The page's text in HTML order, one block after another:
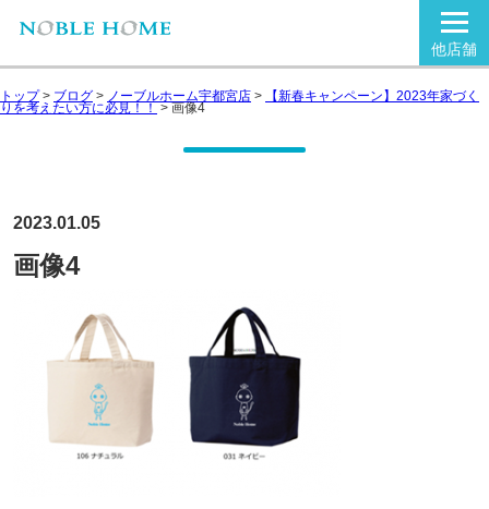
他店舗
トップ> ブログ > ノーブルホーム宇都宮店 > 【新春キャンペーン】2023年家づく
りを考えたい方に必見！！ > 画像4
2023.01.05
画像4